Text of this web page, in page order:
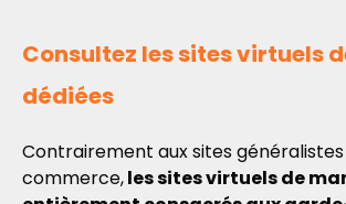
Consultez les sites virtuels
dédiées
Contrairement aux sites généralistes
commerce,les sites virtuels de